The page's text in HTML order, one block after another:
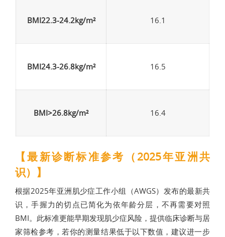
BMI22.3-24.2kg/m² 16.1
BMI24.3-26.8kg/m² 16.5
BMI>26.8kg/m² 16.4
【最新诊断标准参考（2025年亚洲共
识）】
根据2025年亚洲肌少症工作小组（AWGS）发布的最新共
识，手握力的切点已简化为依年龄分层，不再需要对照
BMI。此标准更能早期发现肌少症风险，提供临床诊断与居
家筛检参考，若你的测量结果低于以下数值，建议进一步